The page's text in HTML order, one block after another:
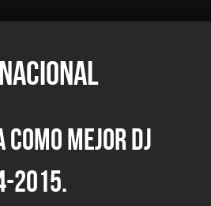
MEJOR DJ
2015.